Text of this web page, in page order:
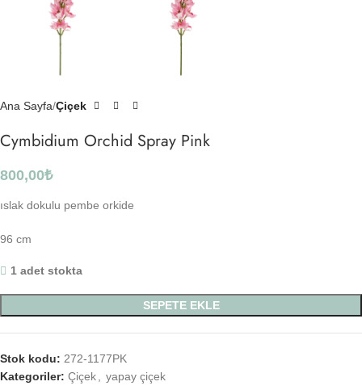
Ana Sayfa Çiçek
Cymbidium Orchid Spray Pink
800,00₺
ıslak dokulu pembe orkide
96 cm
1 adet stokta
SEPETE EKLE
Stok kodu: 272-1177PK
Kategoriler: Çiçek, yapay çiçek